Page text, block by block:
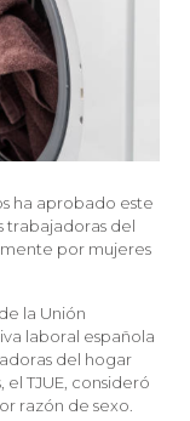
ha aprobado este
trabajadoras del
por mujeres
la Unión
laboral española
del hogar
TJUE, consideró
razón de sexo.